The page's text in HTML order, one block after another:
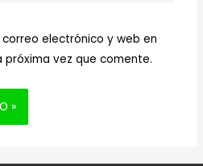
electrónico y web en
vez que comente.